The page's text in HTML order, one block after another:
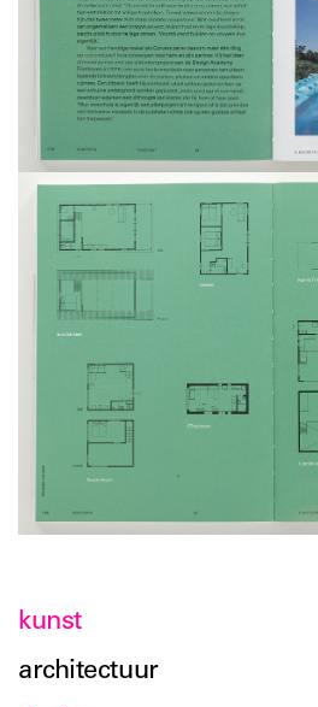
kunst
architectuur